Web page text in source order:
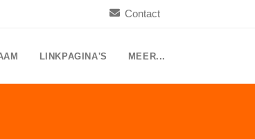
Contact
LINKPAGINA'S MEER...